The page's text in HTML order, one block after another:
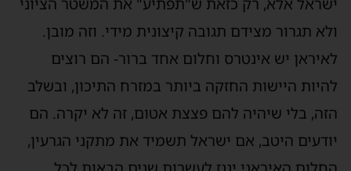
תגרור מצידם תגובה קיצונית מידי. וזה מובן.
יש אינטרס וחלום אחד ברור- הם רוצים
היישות החזקה ביותר במזרח התיכון, ובשלב
בלי שיהיה להם פצצת אטום, זה לא יקרה. הם
היטב, אם ישראל תשמיד את מתקני הגרעין,